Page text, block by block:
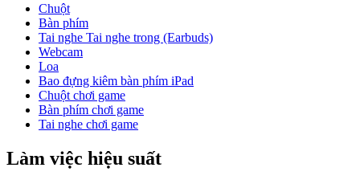
Chuột
Bàn phím
Tai nghe Tai nghe trong (Earbuds)
Webcam
Loa
Bao đựng kiêm bàn phím iPad
Chuột chơi game
Bàn phím chơi game
Tai nghe chơi game
Làm việc hiệu suất